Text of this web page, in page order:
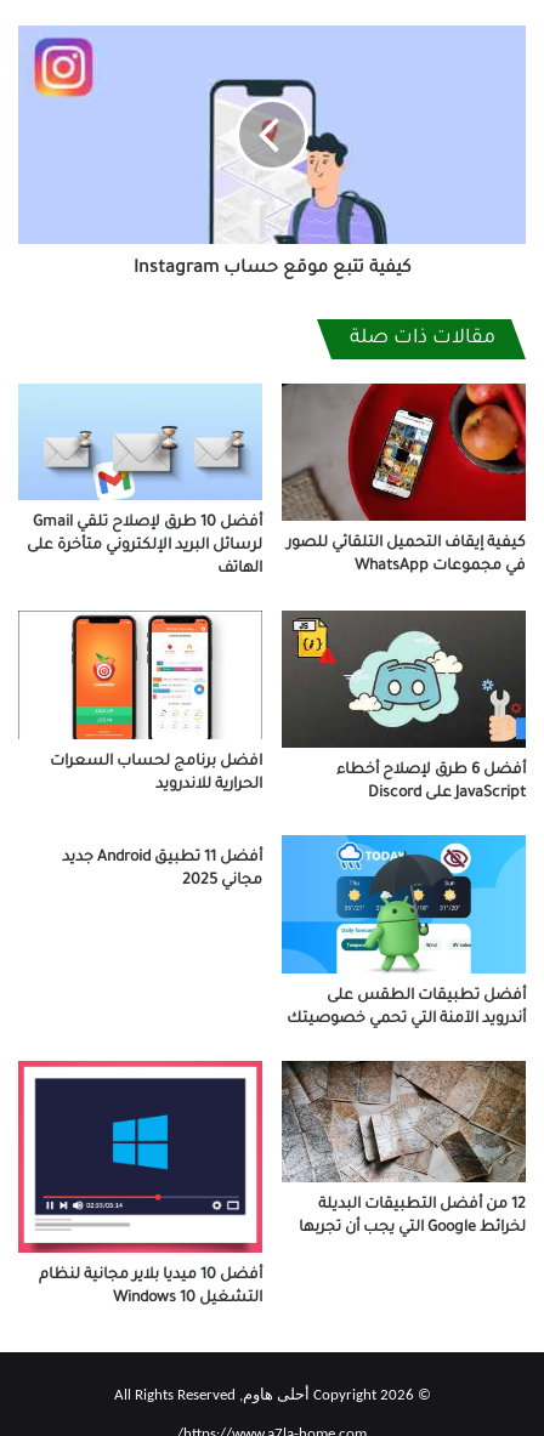
كيفية تتبع موقع حساب Instagram
مقالات ذات صلة
كيفية إيقاف التحميل التلقائي للصور
في مجموعات WhatsApp
أفضل 10 طرق لإصلاح تلقي Gmail
لرسائل البريد الإلكتروني متأخرة على
الهاتف
أفضل 6 طرق لإصلاح أخطاء
JavaScript على Discord
افضل برنامج لحساب السعرات
الحرارية للاندرويد
أفضل تطبيقات الطقس على
أندرويد الآمنة التي تحمي خصوصيتك
أفضل 11 تطبيق Android جديد
مجاني 2025
12 من أفضل التطبيقات البديلة
لخرائط Google التي يجب أن تجربها
أفضل 10 ميديا بلاير مجانية لنظام
التشغيل Windows 10
© Copyright 2026 أحلى هاوم, All Rights Reserved